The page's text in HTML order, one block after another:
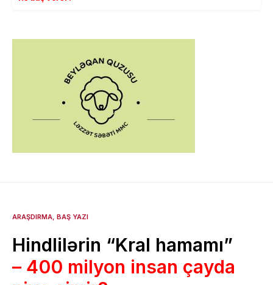
ARAŞDIRMA BAŞ YAZI
Hindlilərin “Kral hamamı”
– 400 milyon insan çayda